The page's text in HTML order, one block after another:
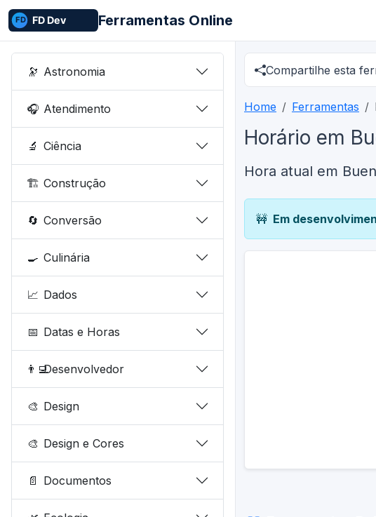
Ferramentas Online
🔭 Astronomia
🎧 Atendimento
🔬 Ciência
🏗️ Construção
🔄 Conversão
🍳 Culinária
📈 Dados
📅 Datas e Horas
👨‍💻Desenvolvedor
🎨 Design
🎨 Design e Cores
📄 Documentos
Compartilhe esta
Home Ferramentas
Horário em
Hora atual em
🚧 Em